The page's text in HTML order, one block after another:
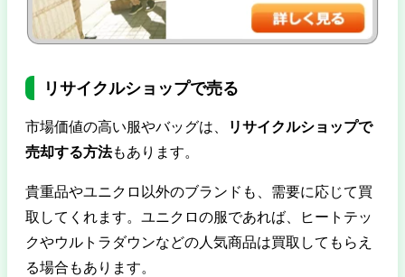
リサイクルショップで売る
市場価値の高い服やバッグは、
リサイクルショップで
売却する方法もあります。
貴重品やユニクロ以外のブランドも、需要に応じて買
取してくれます。ユニクロの服であれば、ヒートテッ
クやウルトラダウンなどの人気商品は買取してもらえ
る場合もあります。